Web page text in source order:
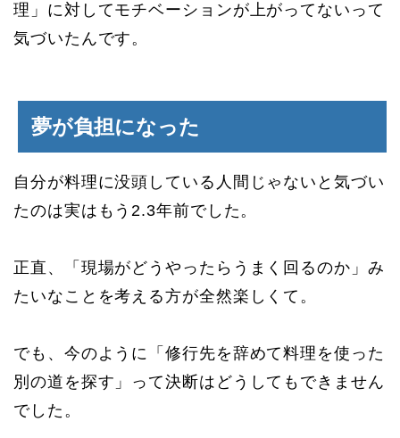
理」に対してモチベーションが上がってないって
気づいたんです。
夢が負担になった
自分が料理に没頭している人間じゃないと気づい
たのは実はもう2.3年前でした。
正直、「現場がどうやったらうまく回るのか」み
たいなことを考える方が全然楽しくて。
でも、今のように「修行先を辞めて料理を使った
別の道を探す」って決断はどうしてもできません
でした。